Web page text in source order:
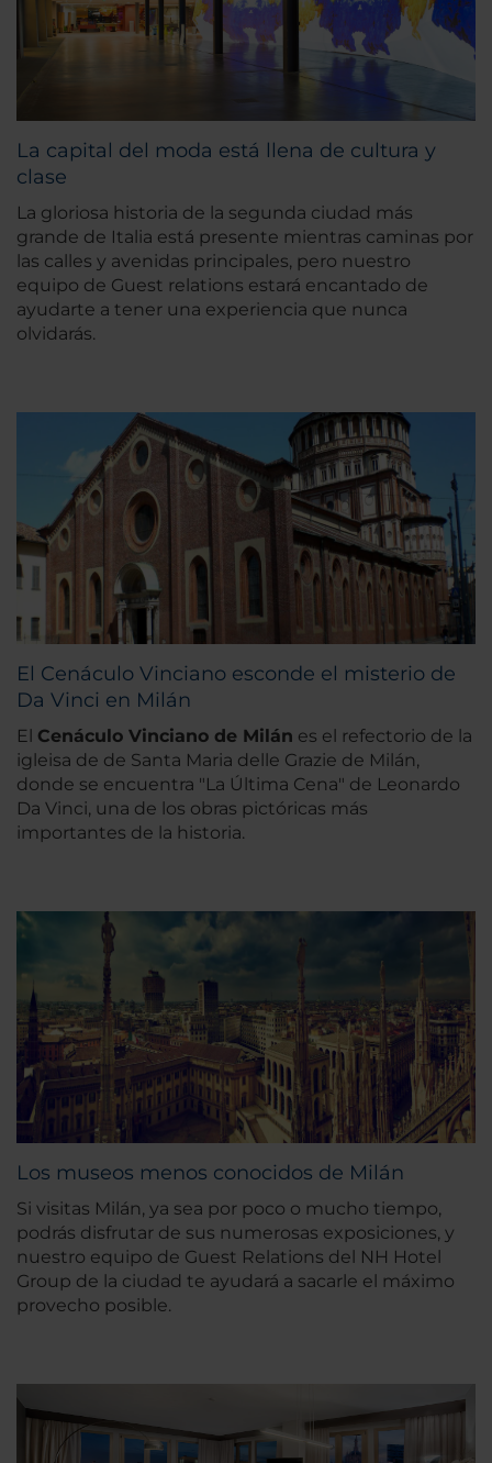
La capital del moda está llena de cultura y
clase
La gloriosa historia de la segunda ciudad más
grande de Italia está presente mientras caminas por
las calles y avenidas principales, pero nuestro
equipo de Guest relations estará encantado de
ayudarte a tener una experiencia que nunca
olvidarás.
El Cenáculo Vinciano esconde el misterio de
Da Vinci en Milán
El Cenáculo Vinciano de Milán es el refectorio de la
igleisa de de Santa Maria delle Grazie de Milán,
donde se encuentra "La Última Cena" de Leonardo
Da Vinci, una de los obras pictóricas más
importantes de la historia.
Los museos menos conocidos de Milán
Si visitas Milán, ya sea por poco o mucho tiempo,
podrás disfrutar de sus numerosas exposiciones, y
nuestro equipo de Guest Relations del NH Hotel
Group de la ciudad te ayudará a sacarle el máximo
provecho posible.